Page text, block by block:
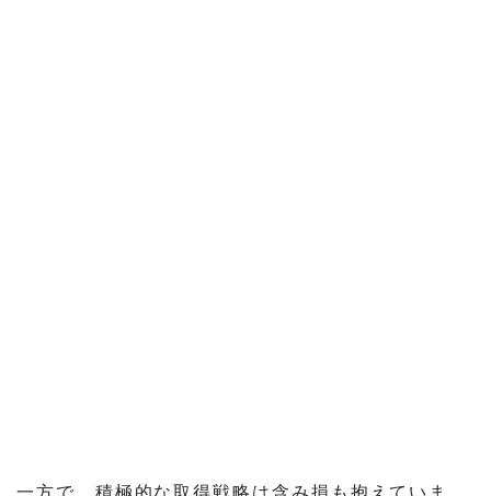
一方で、積極的な取得戦略は含み損も抱えていま